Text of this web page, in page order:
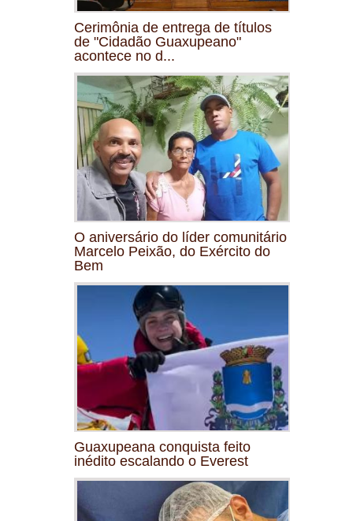
Cerimônia de entrega de títulos
de "Cidadão Guaxupeano"
acontece no d...
O aniversário do líder comunitário
Marcelo Peixão, do Exército do
Bem
Guaxupeana conquista feito
inédito escalando o Everest